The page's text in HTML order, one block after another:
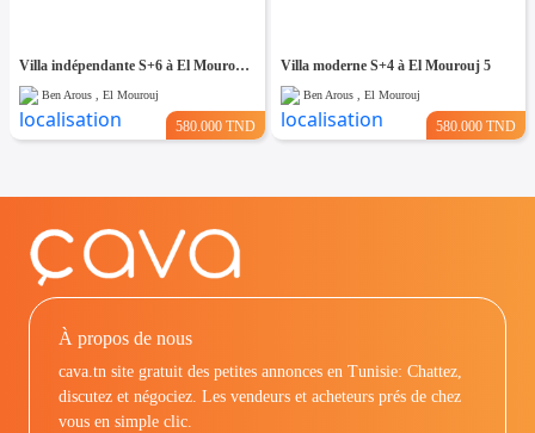
Villa indépendante S+6 à El Mourouj 4
Ben Arous , El Mourouj
580.000 TND
Villa moderne S+4 à El Mourouj 5
Ben Arous , El Mourouj
580.000 TND
À propos de nous
cava.tn site gratuit des petites annonces en Tunisie: Chattez,
discutez et négociez. Les vendeurs et acheteurs prés de chez
vous en simple clic.